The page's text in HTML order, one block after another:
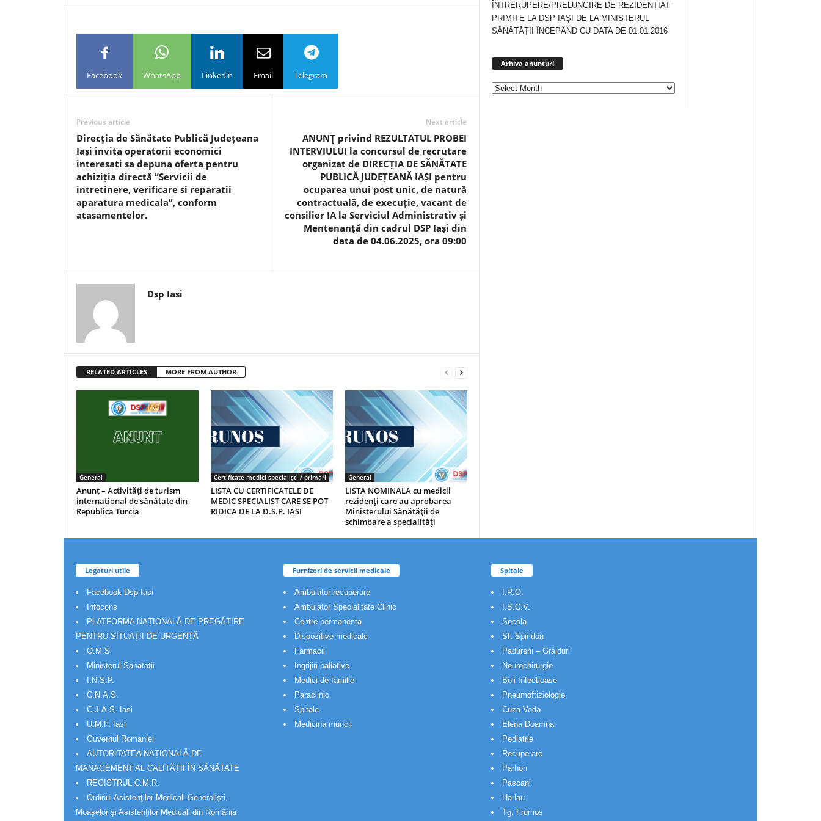
Facebook WhatsApp Linkedin Email Telegram
Previous article
Direcția de Sănătate Publică Județeana
Iași invita operatorii economici
interesati sa depuna oferta pentru
achiziția directă “Servicii de
intretinere, verificare si reparatii
aparatura medicala”, conform
atasamentelor.
Next article
ANUNŢ privind REZULTATUL PROBEI
INTERVIULUI la concursul de recrutare
organizat de DIRECȚIA DE SĂNĂTATE
PUBLICĂ JUDEȚEANĂ IAȘI pentru
ocuparea unui post unic, de natură
contractuală, de execuție, vacant de
consilier IA la Serviciul Administrativ și
Mentenanță din cadrul DSP Iași din
data de 04.06.2025, ora 09:00
Dsp Iasi
RELATED ARTICLES MORE FROM AUTHOR
General
Anunț – Activități de turism
internațional de sănătate din
Republica Turcia
Certificate medici specialiști / primari
LISTA CU CERTIFICATELE DE
MEDIC SPECIALIST CARE SE POT
RIDICA DE LA D.S.P. IASI
General
LISTA NOMINALA cu medicii
rezidenţi care au aprobarea
Ministerului Sănătăţii de
schimbare a specialităţi
ÎNTRERUPERE/PRELUNGIRE DE REZIDENȚIAT
PRIMITE LA DSP IAȘI DE LA MINISTERUL
SĂNĂTĂȚII ÎNCEPÂND CU DATA DE 01.01.2016
Arhiva anunturi
Legaturi utile
Facebook Dsp Iasi
Infocons
PLATFORMA NAȚIONALĂ DE PREGĂTIRE
PENTRU SITUAȚII DE URGENȚĂ
O.M.S
Ministerul Sanatatii
I.N.S.P.
C.N.A.S.
C.J.A.S. Iasi
U.M.F. Iasi
Guvernul Romaniei
AUTORITATEA NAȚIONALĂ DE
MANAGEMENT AL CALITĂȚII ÎN SĂNĂTATE
REGISTRUL C.M.R.
Ordinul Asistenţilor Medicali Generalişti,
Moaşelor şi Asistenţilor Medicali din România
Furnizori de servicii medicale
Ambulator recuperare
Ambulator Specialitate Clinic
Centre permanenta
Dispozitive medicale
Farmacii
Ingrijiri paliative
Medici de familie
Paraclinic
Spitale
Medicina muncii
Spitale
I.R.O.
I.B.C.V.
Socola
Sf. Spiridon
Padureni – Grajduri
Neurochirurgie
Boli Infectioase
Pneumoftiziologie
Cuza Voda
Elena Doamna
Pediatrie
Recuperare
Parhon
Pascani
Harlau
Tg. Frumos